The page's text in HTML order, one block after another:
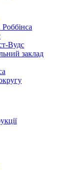
Вудс
заклад